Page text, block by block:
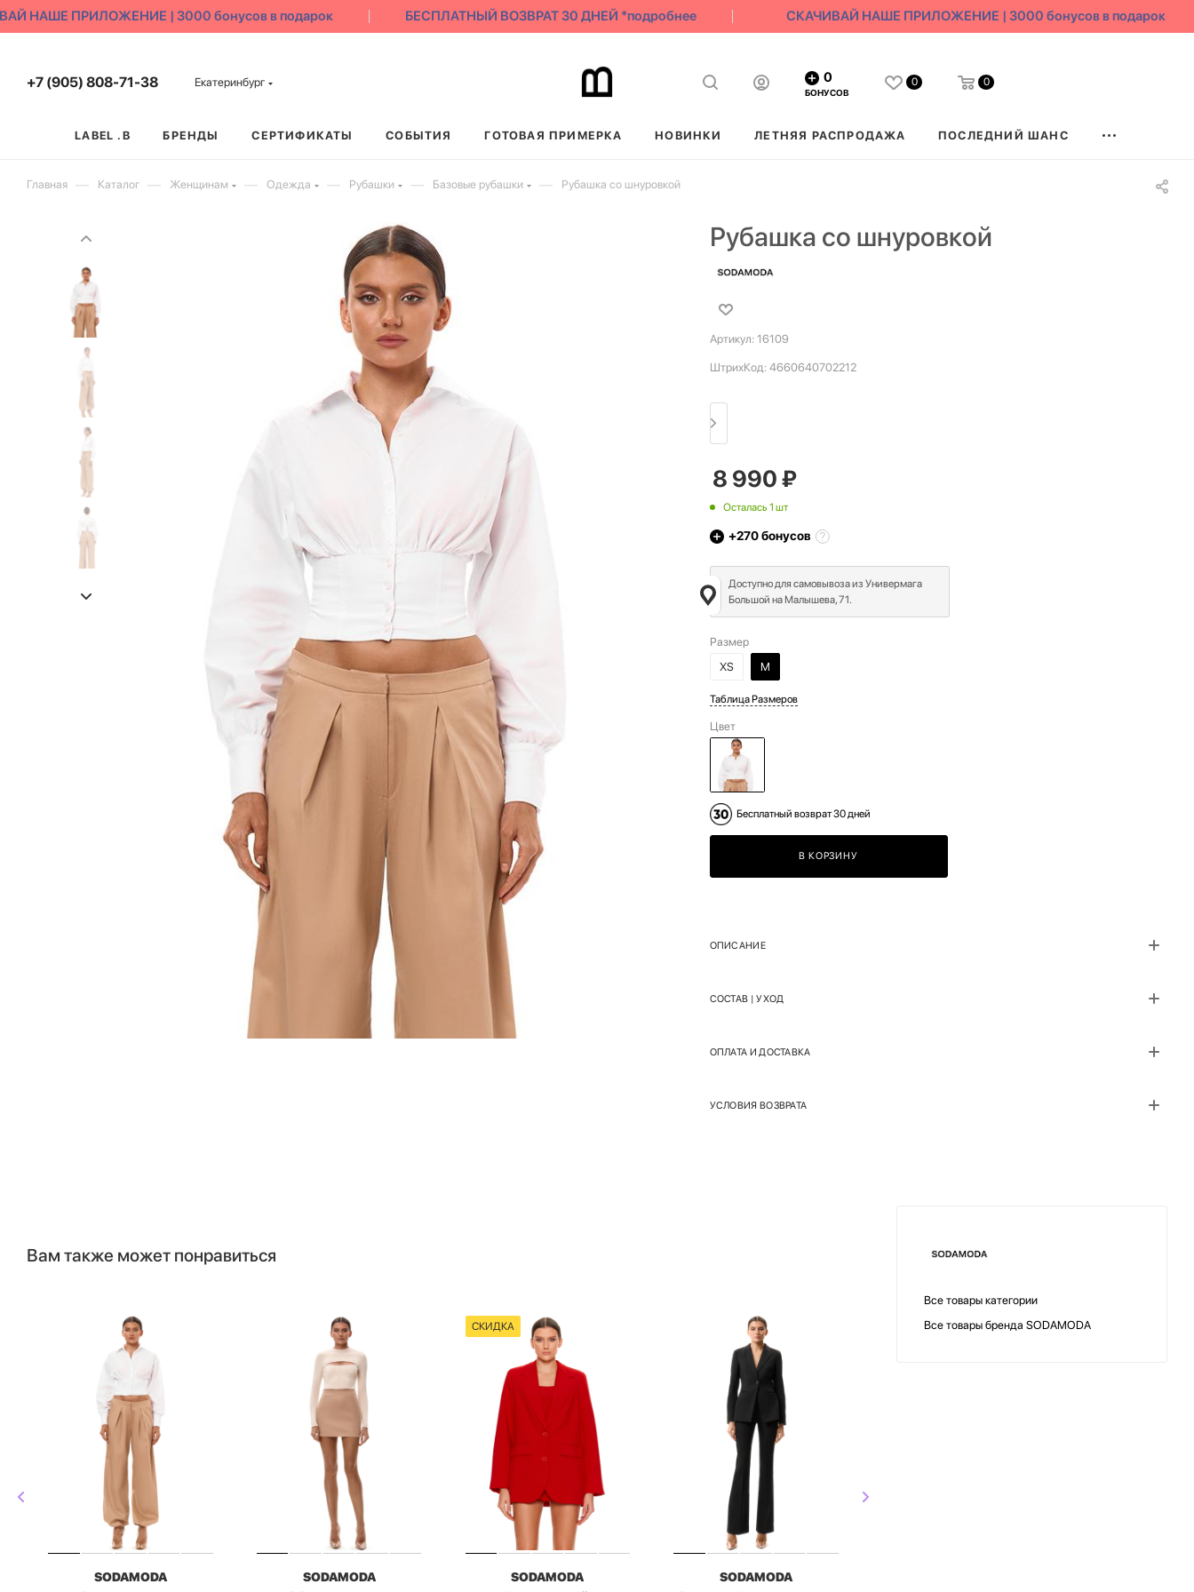
НАШЕ ПРИЛОЖЕНИЕ | 3000 бонусов в подарок БЕСПЛАТНЫЙ ВОЗВРАТ 30 ДНЕЙ *подробнее СКАЧИВАЙ НАШЕ ПРИЛОЖЕНИЕ | 3000 бонусов в подарок
+7 (905) 808-71-38 Екатеринбург 0
БОНУСОВ
0 0
LABEL .B БРЕНДЫ СЕРТИФИКАТЫ СОБЫТИЯ ГОТОВАЯ ПРИМЕРКА НОВИНКИ ЛЕТНЯЯ РАСПРОДАЖА ПОСЛЕДНИЙ ШАНС
Главная — Каталог — Женщинам — Одежда — Рубашки — Базовые рубашки — Рубашка со шнуровкой
Рубашка со шнуровкой
Артикул: 16109
ШтрихКод: 4660640702212
8 990₽
Осталась 1 шт
+270бонусов
Доступно для самовывоза из Универмага
Большой на Малышева, 71.
Размер
XS
M
Таблица Размеров
Цвет
Бесплатный возврат 30 дней
В КОРЗИНУ
ОПИСАНИЕ
СОСТАВ | УХОД
ОПЛАТА И ДОСТАВКА
УСЛОВИЯ ВОЗВРАТА
Вам также может понравиться
SODAMODA
SODAMODA
СКИДКА
SODAMODA
SODAMODA
СКИДКА
Все товары категории
Все товары бренда SODAMODA